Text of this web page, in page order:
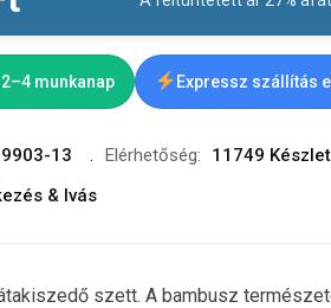
munkanap Expressz szállítás
13 Elérhetőség:
11749
& Ivás
szett. A bambusz